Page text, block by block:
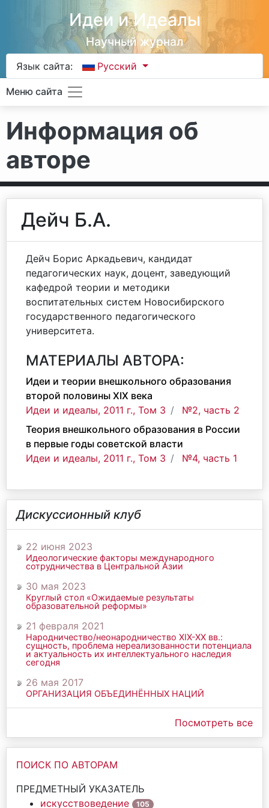
Идеи и Идеалы
Научный журнал
Язык сайта: Русский
Меню сайта
Информация об
авторе
Дейч Б.А.
Дейч Борис Аркадьевич, кандидат
педагогических наук, доцент, заведующий
кафедрой теории и методики
воспитательных систем Новосибирского
государственного педагогического
университета.
МАТЕРИАЛЫ АВТОРА:
Идеи и теории внешкольного образования
второй половины XIX века
Идеи и идеалы, 2011 г., Том 3
№2, часть 2
Теория внешкольного образования в России
в первые годы советской власти
Идеи и идеалы, 2011 г., Том 3
№4, часть 1
Дискуссионный клуб
22 июня 2023
Идеологические факторы международного
сотрудничества в Центральной Азии
30 мая 2023
Круглый стол «Ожидаемые результаты
образовательной реформы»
21 февраля 2021
Народничество/неонародничество ХIХ-ХХ вв.:
сущность, проблема нереализованности потенциала
и актуальность их интеллектуального наследия
сегодня
26 мая 2017
ОРГАНИЗАЦИЯ ОБЪЕДИНЁННЫХ НАЦИЙ
Посмотреть все
ПОИСК ПО АВТОРАМ
ПРЕДМЕТНЫЙ УКАЗАТЕЛЬ
искусствоведение
105